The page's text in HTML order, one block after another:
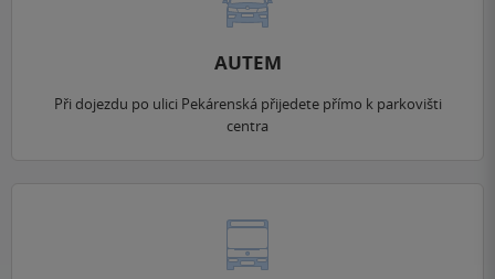
AUTEM
Při dojezdu po ulici Pekárenská přijedete přímo k parkovišti
centra